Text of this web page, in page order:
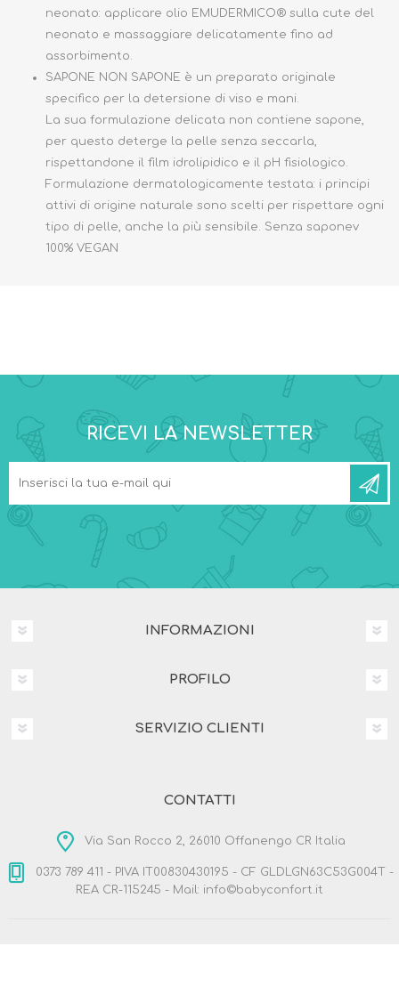
neonato: applicare olio EMUDERMICO® sulla cute del
neonato e massaggiare delicatamente fino ad
assorbimento.
SAPONE NON SAPONE è un preparato originale
specifico per la detersione di viso e mani.
La sua formulazione delicata non contiene sapone,
per questo deterge la pelle senza seccarla,
rispettandone il film idrolipidico e il pH fisiologico.
Formulazione dermatologicamente testata: i principi
attivi di origine naturale sono scelti per rispettare ogni
tipo di pelle, anche la più sensibile. Senza saponev
100% VEGAN
RICEVI LA NEWSLETTER
INFORMAZIONI
PROFILO
SERVIZIO CLIENTI
CONTATTI
Via San Rocco 2, 26010 Offanengo CR Italia
0373 789 411 - PIVA IT00830430195 - CF GLDLGN63C53G004T -
REA CR-115245 - Mail: info©babyconfort.it